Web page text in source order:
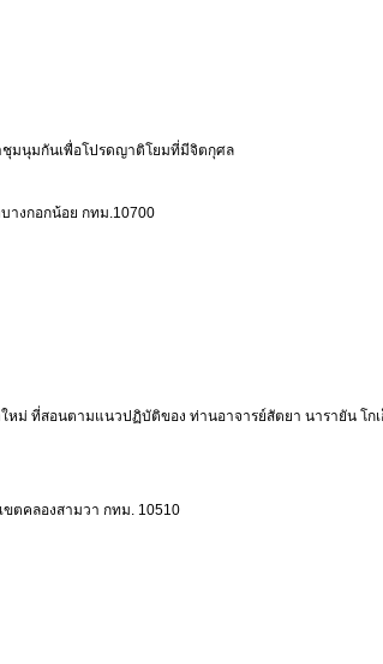
ชุมนุมกันเพื่อโปรดญาติโยมที่มีจิตกุศล
างกอกน้อย กทม.10700
ม่ ที่สอนตามแนวปฏิบัติของ ท่านอาจารย์สัตยา นารายัน โก
ขตคลองสามวา กทม. 10510